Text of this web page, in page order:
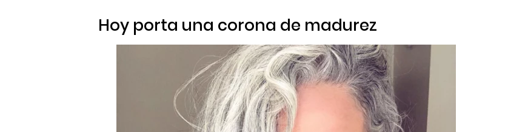
Hoy porta una corona de madurez